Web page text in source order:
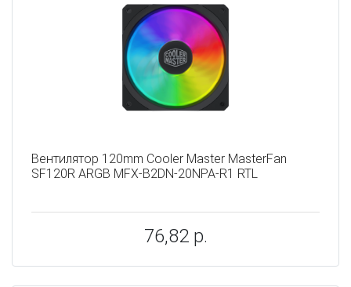
Вентилятор 120mm Cooler Master MasterFan
SF120R ARGB MFX-B2DN-20NPA-R1 RTL
76,82 р.